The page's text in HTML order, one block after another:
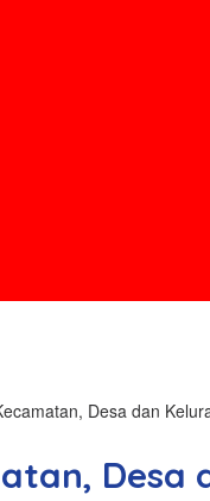
Desa dan